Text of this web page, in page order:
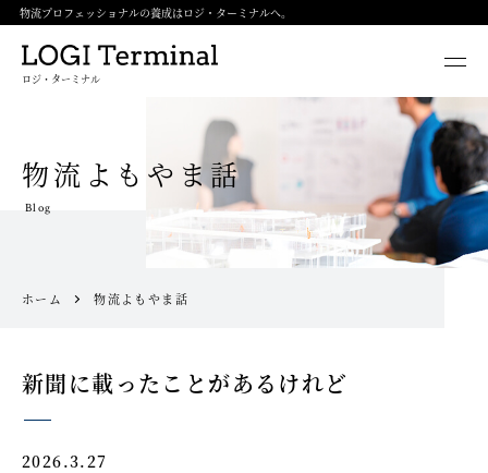
物流プロフェッショナルの養成はロジ・ターミナルへ。
ロジ・ターミナル
物流よもやま話
Blog
ホーム 物流よもやま話
新聞に載ったことがあるけれど
2026.3.27